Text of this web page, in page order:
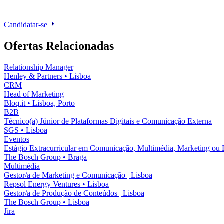
Candidatar-se
Ofertas Relacionadas
Relationship Manager
Henley & Partners • Lisboa
CRM
Head of Marketing
Bloq.it • Lisboa, Porto
B2B
Técnico(a) Júnior de Plataformas Digitais e Comunicação Externa
SGS • Lisboa
Eventos
Estágio Extracurricular em Comunicação, Multimédia, Marketing ou
The Bosch Group • Braga
Multimédia
Gestor/a de Marketing e Comunicação | Lisboa
Repsol Energy Ventures • Lisboa
Gestor/a de Produção de Conteúdos | Lisboa
The Bosch Group • Lisboa
Jira